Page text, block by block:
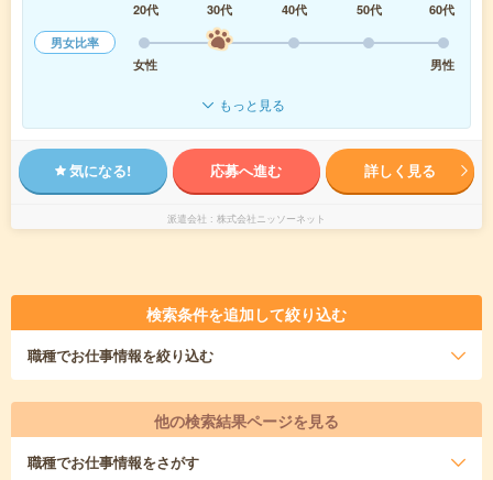
20代
30代 40代 50代
60代
男女比率
女性
男性
もっと見る
気になる! 応募へ進む 詳しく見る
派遣会社 株式会社ニッソーネット
検索条件を追加して絞り込む
職種でお仕事情報を絞り込む
他の検索結果ページを見る
職種でお仕事情報をさがす